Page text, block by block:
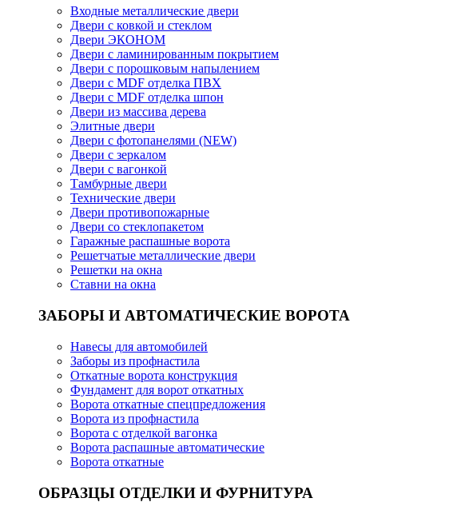
Входные металлические двери
Двери с ковкой и стеклом
Двери ЭКОНОМ
Двери с ламинированным покрытием
Двери с порошковым напылением
Двери с MDF отделка ПВХ
Двери с MDF отделка шпон
Двери из массива дерева
Элитные двери
Двери с фотопанелями (NEW)
Двери с зеркалом
Двери с вагонкой
Тамбурные двери
Технические двери
Двери противопожарные
Двери со стеклопакетом
Гаражные распашные ворота
Решетчатые металлические двери
Решетки на окна
Ставни на окна
ЗАБОРЫ И АВТОМАТИЧЕСКИЕ ВОРОТА
Навесы для автомобилей
Заборы из профнастила
Откатные ворота конструкция
Фундамент для ворот откатных
Ворота откатные спецпредложения
Ворота из профнастила
Ворота с отделкой вагонка
Ворота распашные автоматические
Ворота откатные
ОБРАЗЦЫ ОТДЕЛКИ И ФУРНИТУРА